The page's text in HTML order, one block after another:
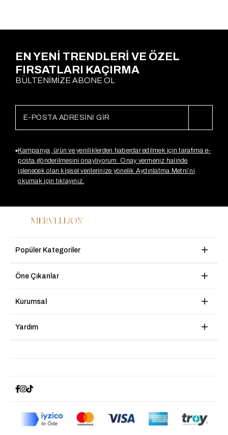
EN YENİ TRENDLERİ VE ÖZEL
FIRSATLARI KAÇIRMA
BÜLTENİMİZE ABONE OL
Kampanya, ürün ve yeniliklerden haberdar edilmek için tarafıma e-
posta gönderilmesini onaylıyorum. Onay vermeniz halinde
işlenecek olan kişisel verilerinize yönelik Aydınlatma Metni’ni
okumak için tıklayınız.
Popüler Kategoriler
Öne Çıkanlar
Kurumsal
Yardım